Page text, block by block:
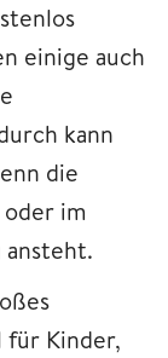
einige auch
kann
die
im
für Kinder,